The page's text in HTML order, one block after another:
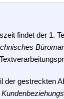
findet der 1.
der gestreckten